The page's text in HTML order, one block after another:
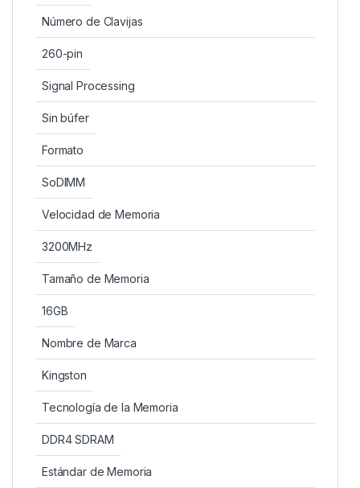
Número de Clavijas
260-pin
Signal Processing
Sin búfer
Formato
SoDIMM
Velocidad de Memoria
3200MHz
Tamaño de Memoria
16GB
Nombre de Marca
Kingston
Tecnología de la Memoria
DDR4 SDRAM
Estándar de Memoria